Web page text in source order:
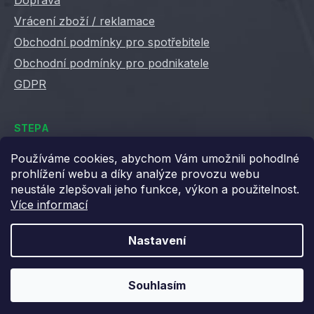
Používáme cookies, abychom Vám umožnili pohodlné
prohlížení webu a díky analýze provozu webu
neustále zlepšovali jeho funkce, výkon a použitelnost.
Více informací
Nastavení
Souhlasím
Vrácení zboží / reklamace
Obchodní podmínky pro spotřebitele
Obchodní podmínky pro podnikatele
GDPR
STEPA
Kontakty
Kariéra ve Stepě
Věrnostní slevy
Blog STEPA
Vytvořil Shoptet
Copyright 2026Stepa. Všechna práva vyhrazena.